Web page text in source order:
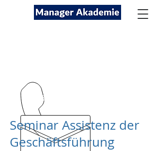
kontakt@managerakademie.com
Seminar Assistenz der
Geschäftsführung